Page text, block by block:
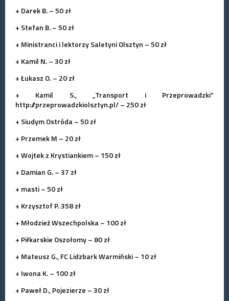
+ Darek B. – 50 zł
+ Stefan B. – 50 zł
+ Ministranci i lektorzy Saletyni Olsztyn – 50 zł
+ Kamil N. – 30 zł
+ Łukasz O. – 20 zł
+ Kamil S.,„Transport i Przeprowadzki”
http://przeprowadzkiolsztyn.pl/ – 250 zł
+ Siudym Ostróda – 50 zł
+ Przemek M – 20 zł
+ Wojtek z Krystiankiem – 150 zł
+ Damian G. – 37 zł
+ masti – 50 zł
+ Krzysztof P. 358 zł
+ Młodzież Wszechpolska – 100 zł
+ Piłkarskie Oszołomy – 80 zł
+ Mateusz G., FC Lidzbark Warmiński – 10 zł
+ Iwona K. – 100 zł
+ Paweł D., Pojezierze – 30 zł